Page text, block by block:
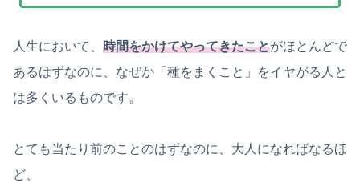
人生において、 時間をかけてやってきたことがほとんどで
あるはずなのに、なぜか「種をまくこと」をイヤがる人と
は多くいるものです。
とても当たり前のことのはずなのに、大人になればなるほ
ど、